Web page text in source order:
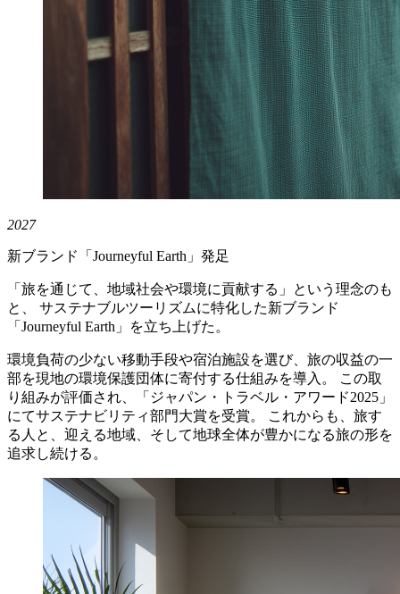
2027
新ブランド「Journeyful Earth」発足
「旅を通じて、地域社会や環境に貢献する」という理念のも
と、 サステナブルツーリズムに特化した新ブランド
「Journeyful Earth」を立ち上げた。
環境負荷の少ない移動手段や宿泊施設を選び、旅の収益の一
部を現地の環境保護団体に寄付する仕組みを導入。 この取
り組みが評価され、「ジャパン・トラベル・アワード2025」
にてサステナビリティ部門大賞を受賞。 これからも、旅す
る人と、迎える地域、そして地球全体が豊かになる旅の形を
追求し続ける。